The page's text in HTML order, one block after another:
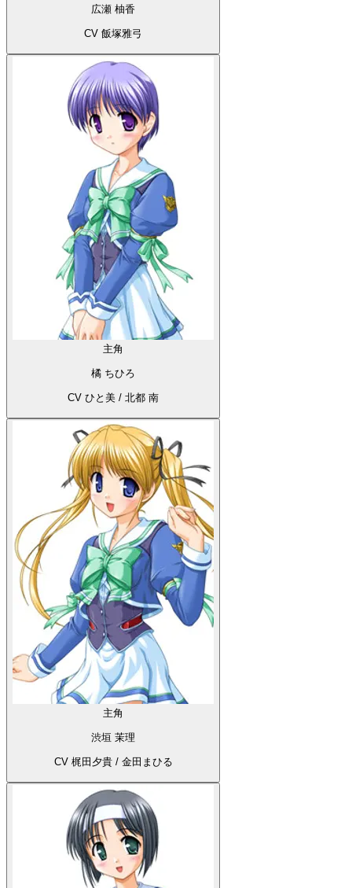
広瀬 柚香
CV 飯塚雅弓
主角
橘 ちひろ
CV ひと美 / 北都 南
主角
渋垣 茉理
CV 梶田夕貴 / 金田まひる